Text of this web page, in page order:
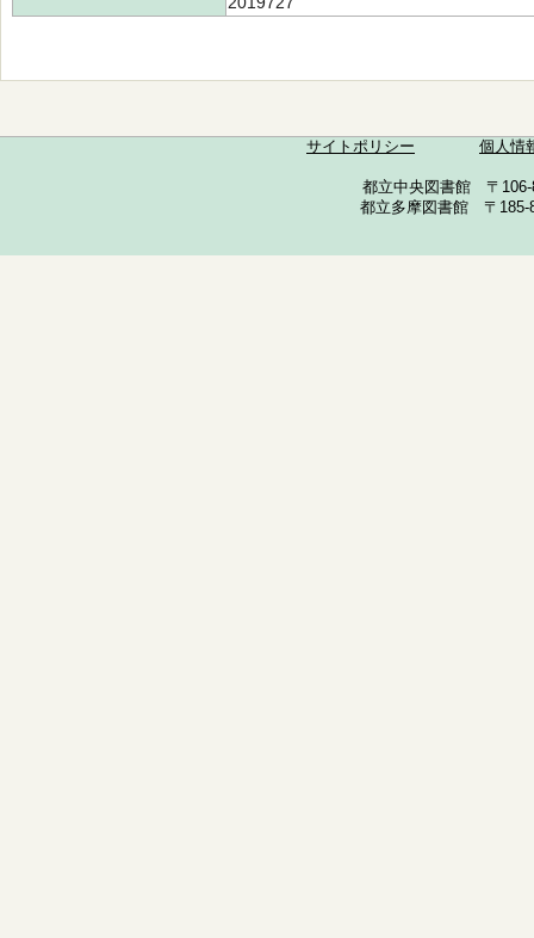
サイトポリシー 個人情
都立中央図書館 〒
都立多摩図書館 〒185-